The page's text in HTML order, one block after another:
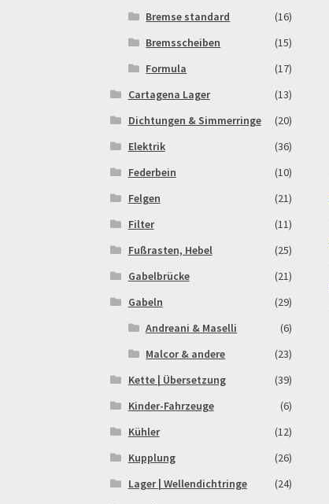
Bremse standard
(16)
Bremsscheiben
(15)
Formula
(17)
Cartagena Lager
(13)
Dichtungen & Simmerringe
(20)
Elektrik
(36)
Federbein
(10)
Felgen
(21)
Filter
(11)
Fußrasten, Hebel
(25)
Gabelbrücke
(21)
Gabeln
(29)
Andreani & Maselli
(6)
Malcor & andere
(23)
Kette | Übersetzung
(39)
Kinder-Fahrzeuge
(6)
Kühler
(12)
Kupplung
(26)
Lager | Wellendichtringe
(24)